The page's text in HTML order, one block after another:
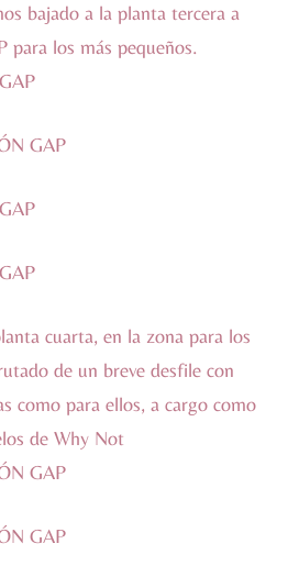
bajado a la planta tercera a
para los más pequeños.
cuarta, en la zona para los
de un breve desfile con
como para ellos, a cargo como
de Why Not